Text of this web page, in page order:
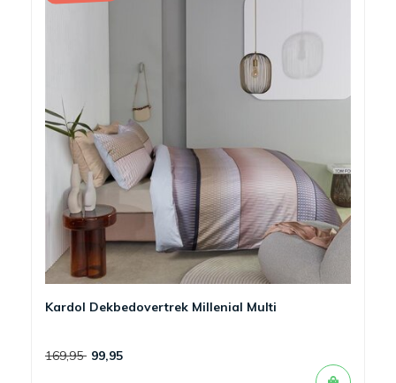
Kardol Dekbedovertrek Millenial Multi
169,95 99,95